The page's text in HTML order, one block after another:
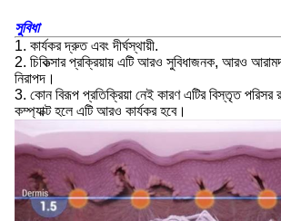
সুবিধা
1. কার্যকর দ্রুত এবং দীর্ঘস্থায়ী.
2. চিকিত্সার প্রক্রিয়ায় এটি আরও সুবিধাজনক, আরও
নিরাপদ।
3. কোন বিরূপ প্রতিক্রিয়া নেই কারণ এটির বিস্তৃত পরিসর
কম্প্যাক্ট হলে এটি আরও কার্যকর হবে।